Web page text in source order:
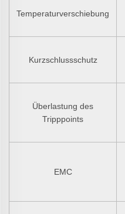
Temperaturverschiebung
Kurzschlussschutz
Überlastung des
Tripppoints
EMC